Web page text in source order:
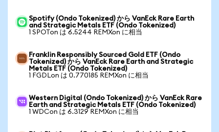
Spotify (Ondo Tokenized) から VanEck Rare Earth
and Strategic Metals ETF (Ondo Tokenized)
1 SPOTon は 6.5244 REMXon に相当
Franklin Responsibly Sourced Gold ETF (Ondo
Tokenized) から VanEck Rare Earth and Strategic
Metals ETF (Ondo Tokenized)
1 FGDLon は 0.770185 REMXon に相当
Western Digital (Ondo Tokenized) から VanEck Rare
Earth and Strategic Metals ETF (Ondo Tokenized)
1 WDCon は 6.3129 REMXon に相当